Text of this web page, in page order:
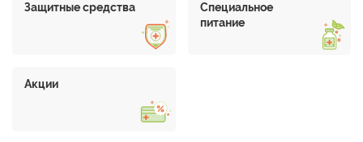
Защитные средства
Специальное
питание
Акции